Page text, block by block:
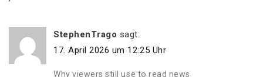
StephenTrago sagt:
17. April 2026 um 12:25 Uhr
Why viewers still use to read news